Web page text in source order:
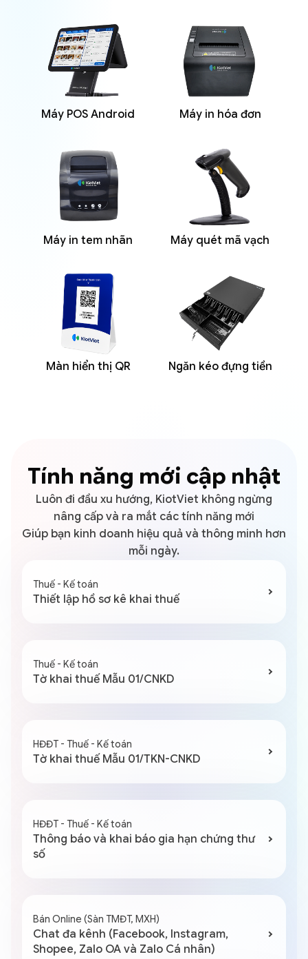
Máy POS Android Máy in hóa đơn
Máy in tem nhãn Máy quét mã vạch
Màn hiển thị QR Ngăn kéo đựng tiền
Tính năng mới cập nhật
Luôn đi đầu xu hướng, KiotViet không ngừng
nâng cấp và ra mắt các tính năng mới
Giúp bạn kinh doanh hiệu quả và thông minh hơn
mỗi ngày.
Thuế - Kế toán
Thiết lập hồ sơ kê khai thuế
Thuế - Kế toán
Tờ khai thuế Mẫu 01/CNKD
HĐĐT - Thuế - Kế toán
Tờ khai thuế Mẫu 01/TKN-CNKD
HĐĐT - Thuế - Kế toán
Thông báo và khai báo gia hạn chứng thư
số
Bán Online (Sàn TMĐT, MXH)
Chat đa kênh (Facebook, Instagram,
Shopee, Zalo OA và Zalo Cá nhân)